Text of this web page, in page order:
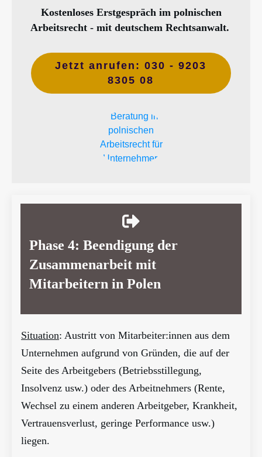
Kostenloses Erstgespräch im polnischen
Arbeitsrecht - mit deutschem Rechtsanwalt.
Jetzt anrufen: 030 - 9203
8305 08
Phase 4: Beendigung der
Zusammenarbeit mit
Mitarbeitern in Polen
Situation: Austritt von Mitarbeiter:innen aus dem
Unternehmen aufgrund von Gründen, die auf der
Seite des Arbeitgebers (Betriebsstillegung,
Insolvenz usw.) oder des Arbeitnehmers (Rente,
Wechsel zu einem anderen Arbeitgeber, Krankheit,
Vertrauensverlust, geringe Performance usw.)
liegen.